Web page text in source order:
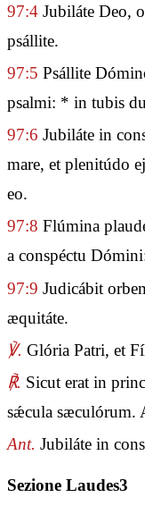
97:4 Jubiláte Deo,
psállite.
97:5 Psállite
psalmi: * in tubis
97:6 Jubiláte in
mare, et plenitúdo
eo.
97:8 Flúmina
a conspéctu
97:9 Judicábit
æquitáte.
℣. Glória Patri, et
℟. Sicut erat in
sǽcula sæculórum.
Ant. Jubiláte in
Sezione Laudes3